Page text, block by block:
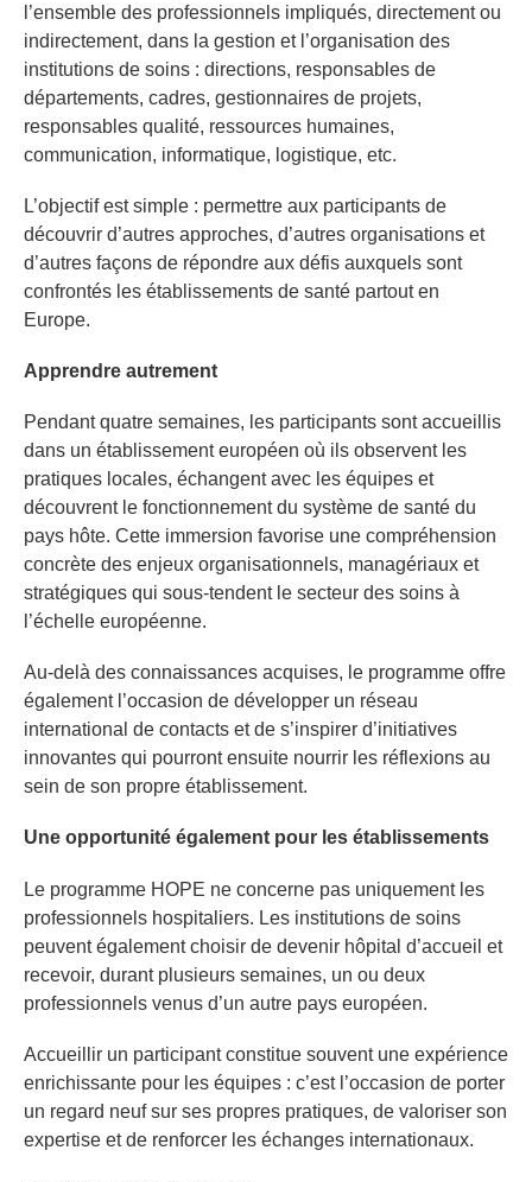
l’ensemble des professionnels impliqués, directement ou
indirectement, dans la gestion et l’organisation des
institutions de soins : directions, responsables de
départements, cadres, gestionnaires de projets,
responsables qualité, ressources humaines,
communication, informatique, logistique, etc.
L’objectif est simple : permettre aux participants de
découvrir d’autres approches, d’autres organisations et
d’autres façons de répondre aux défis auxquels sont
confrontés les établissements de santé partout en
Europe.
Apprendre autrement
Pendant quatre semaines, les participants sont accueillis
dans un établissement européen où ils observent les
pratiques locales, échangent avec les équipes et
découvrent le fonctionnement du système de santé du
pays hôte. Cette immersion favorise une compréhension
concrète des enjeux organisationnels, managériaux et
stratégiques qui sous-tendent le secteur des soins à
l’échelle européenne.
Au-delà des connaissances acquises, le programme offre
également l’occasion de développer un réseau
international de contacts et de s’inspirer d’initiatives
innovantes qui pourront ensuite nourrir les réflexions au
sein de son propre établissement.
Une opportunité également pour les établissements
Le programme HOPE ne concerne pas uniquement les
professionnels hospitaliers. Les institutions de soins
peuvent également choisir de devenir hôpital d’accueil et
recevoir, durant plusieurs semaines, un ou deux
professionnels venus d’un autre pays européen.
Accueillir un participant constitue souvent une expérience
enrichissante pour les équipes : c’est l’occasion de porter
un regard neuf sur ses propres pratiques, de valoriser son
expertise et de renforcer les échanges internationaux.